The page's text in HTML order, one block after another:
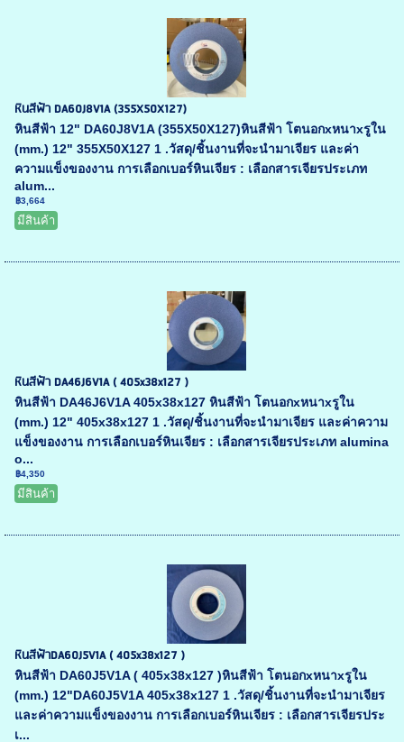
หินสีฟ้า DA60J8V1A (355X50X127)
หินสีฟ้า 12" DA60J8V1A (355X50X127)หินสีฟ้า โตนอกxหนาxรูใน
(mm.) 12" 355X50X127 1 .วัสดุ/ชิ้นงานที่จะนำมาเจียร และค่า
ความแข็งของงาน การเลือกเบอร์หินเจียร : เลือกสารเจียรประเภท
alum...
฿3,664
มีสินค้า
หินสีฟ้า DA46J6V1A ( 405x38x127 )
หินสีฟ้า DA46J6V1A 405x38x127 หินสีฟ้า โตนอกxหนาxรูใน
(mm.) 12" 405x38x127 1 .วัสดุ/ชิ้นงานที่จะนำมาเจียร และค่าความ
แข็งของงาน การเลือกเบอร์หินเจียร : เลือกสารเจียรประเภท alumina
o...
฿4,350
มีสินค้า
หินสีฟ้าDA60J5V1A ( 405x38x127 )
หินสีฟ้า DA60J5V1A ( 405x38x127 )หินสีฟ้า โตนอกxหนาxรูใน
(mm.) 12"DA60J5V1A 405x38x127 1 .วัสดุ/ชิ้นงานที่จะนำมาเจียร
และค่าความแข็งของงาน การเลือกเบอร์หินเจียร : เลือกสารเจียรประ
เ...